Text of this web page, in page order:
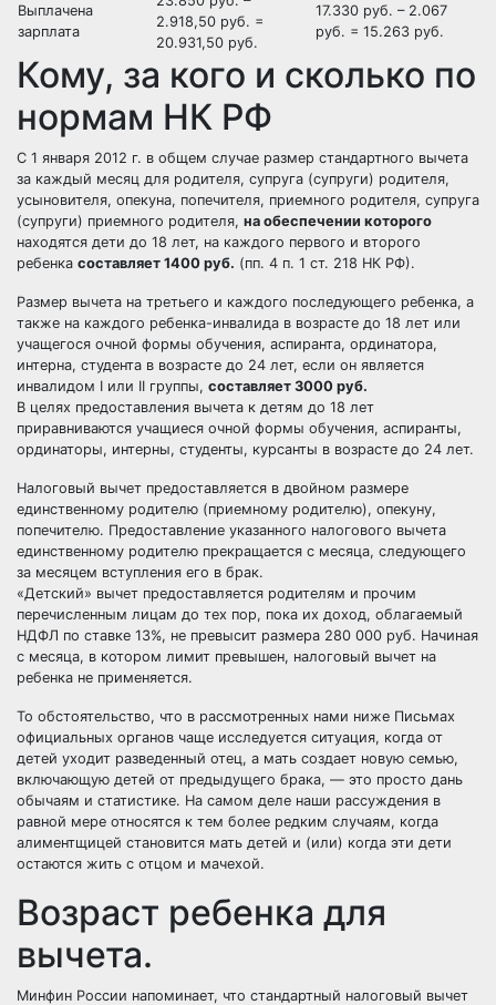
Выплачена
зарплата
2.918,50 руб. =
20.931,50 руб.
17.330 руб. – 2.067
руб. = 15.263 руб.
Кому, за кого и сколько по
нормам НК РФ
С 1 января 2012 г. в общем случае размер стандартного вычета
за каждый месяц для родителя, супруга (супруги) родителя,
усыновителя, опекуна, попечителя, приемного родителя, супруга
(супруги) приемного родителя, на обеспечении которого
находятся дети до 18 лет, на каждого первого и второго
ребенка составляет 1400 руб. (пп. 4 п. 1 ст. 218 НК РФ).
Размер вычета на третьего и каждого последующего ребенка, а
также на каждого ребенка-инвалида в возрасте до 18 лет или
учащегося очной формы обучения, аспиранта, ординатора,
интерна, студента в возрасте до 24 лет, если он является
инвалидом I или II группы, составляет 3000 руб.
В целях предоставления вычета к детям до 18 лет
приравниваются учащиеся очной формы обучения, аспиранты,
ординаторы, интерны, студенты, курсанты в возрасте до 24 лет.
Налоговый вычет предоставляется в двойном размере
единственному родителю (приемному родителю), опекуну,
попечителю. Предоставление указанного налогового вычета
единственному родителю прекращается с месяца, следующего
за месяцем вступления его в брак.
«Детский» вычет предоставляется родителям и прочим
перечисленным лицам до тех пор, пока их доход, облагаемый
НДФЛ по ставке 13%, не превысит размера 280 000 руб. Начиная
с месяца, в котором лимит превышен, налоговый вычет на
ребенка не применяется.
То обстоятельство, что в рассмотренных нами ниже Письмах
официальных органов чаще исследуется ситуация, когда от
детей уходит разведенный отец, а мать создает новую семью,
включающую детей от предыдущего брака, — это просто дань
обычаям и статистике. На самом деле наши рассуждения в
равной мере относятся к тем более редким случаям, когда
алиментщицей становится мать детей и (или) когда эти дети
остаются жить с отцом и мачехой.
Возраст ребенка для
вычета.
Минфин России напоминает, что стандартный налоговый вычет